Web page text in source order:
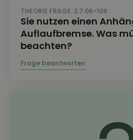
THEORIE FRAGE: 2.7.06-109
Sie nutzen einen
Auflaufbremse. Was
beachten?